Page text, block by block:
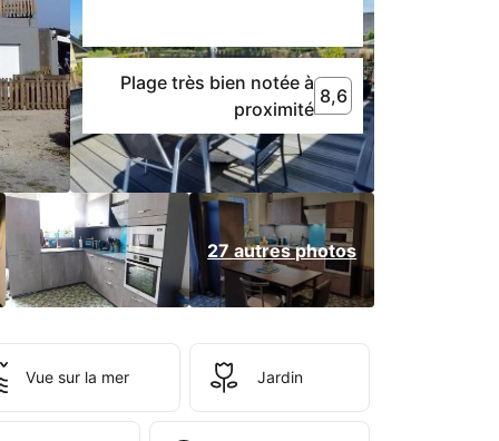
27 autres photos
8,6
8,6 Plage très bien
Plage très bien notée à
proximité
Vue sur la mer Jardin